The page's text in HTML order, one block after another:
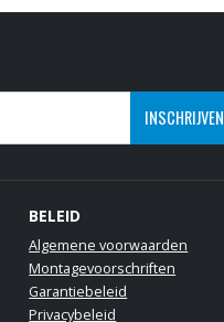
INSCHRIJVEN
BELEID
Algemene voorwaarden
Montagevoorschriften
Garantiebeleid
Privacybeleid